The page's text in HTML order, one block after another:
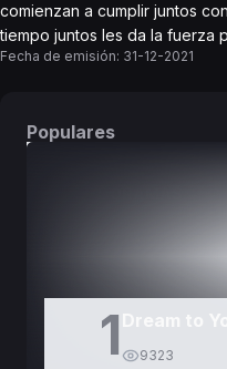
comienzan a cumplir juntos
tiempo juntos les da la fuerza
Fecha de emisión: 31-12-2021
Populares
1 9323